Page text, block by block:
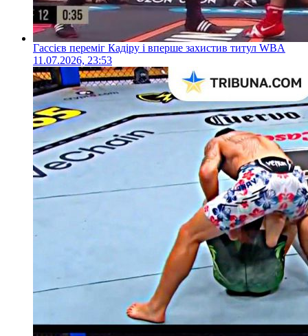
Гассієв переміг Кадіру і вперше захистив титул WBA
11.07.2026, 23:53